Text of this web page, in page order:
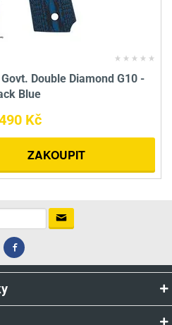
Double Diamond G10 -
Blue
Kč
ZAKOUPIT